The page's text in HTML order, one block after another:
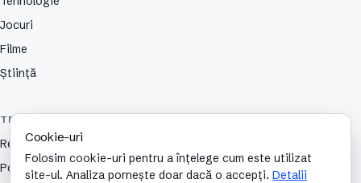
Jocuri
Filme
Știință
TEHNOLOGIE
Review
Portabile
Cookie-uri
Folosim cookie-uri pentru a înțelege cum este utilizat
site-ul. Analiza pornește doar dacă o accepți. Detalii